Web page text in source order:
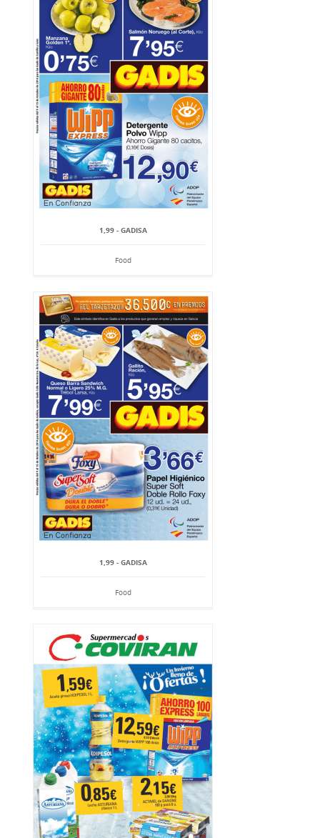
1,99 - GADISA
Food
1,99 - GADISA
Food